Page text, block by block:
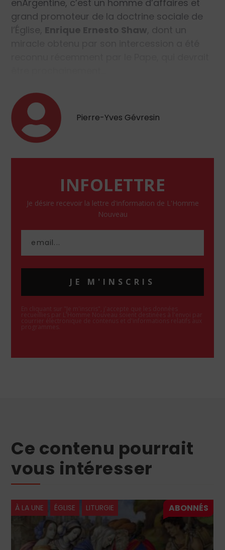
enArgentine, c’est un homme d’affaires et
grand promoteur de la doctrine sociale de
l’Église, Enrique Ernesto Shaw , dont un
Pierre-Yves Gévresin
INFOLETTRE
Je désire recevoir la lettre d'information de L'Homme
Nouveau
JE M'INSCRIS
En cliquant sur "Je m'inscris", j'accepte que les données
recueillies par L'Homme Nouveau soient destinées à l'envoi par
courrier électronique de contenus et d'informations relatifs aux
programmes.
Ce contenu pourrait
vous intéresser
À LA UNE ÉGLISE LITURGIE